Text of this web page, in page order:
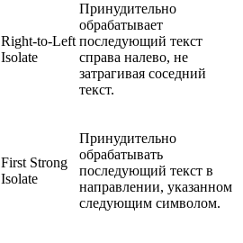
Right‑to‑Left
Isolate
Принудительно
обрабатывает
последующий текст
справа налево, не
затрагивая соседний
текст.
First Strong
Isolate
Принудительно
обрабатывать
последующий текст в
направлении, указанном
следующим символом.